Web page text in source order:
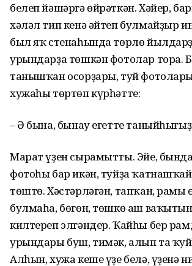
белеп йәшәргә өйрәткән. Хәйер,
хәләл тип кенә әйтеп булмайҙыр
был яҡ стенаһында төрлө
урындарҙа төшкән фотолар тора.
танышҡан осорҙары, туй
хужаһы төртөп күрһәтте:
– Ә бына, бынау егетте
Марат үҙен сырамытты. Эйе,
фотоһы бар икән, туйҙа
төштө. Хәстәрләгән, тапҡан, рамы
булмаһа, бөгөн, төшкө аш
килтереп элгәндер. Ҡайһы бер
урындары буш, тимәк, алып та
Алһын, хужа кеше үҙе белә, үҙенә